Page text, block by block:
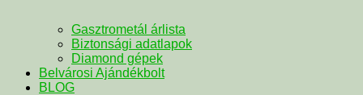
Gasztrometál árlista
Biztonsági adatlapok
Diamond gépek
Belvárosi Ajándékbolt
BLOG